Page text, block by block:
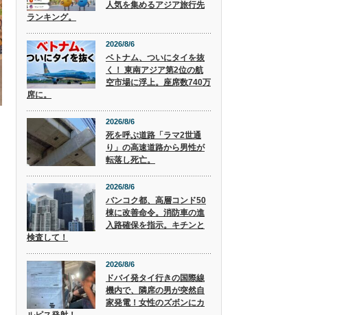
人気を集めるアジア旅行先
ランキング。
2026/8/6
ベトナム、ついにタイを抜
く！ 東南アジア第2位の航
空市場に浮上。座席数740万
席に。
2026/8/6
死を呼ぶ道路「ラマ2世通
り」の高速道路から男性が
転落し死亡。
2026/8/6
バンコク都、高層コンド50
棟に改善命令。消防車の進
入路確保を指示。キチンと
検査して！
2026/8/6
ドバイ発タイ行きの国際線
機内で、隣席の男が突然自
家発電！女性のズボンにカ